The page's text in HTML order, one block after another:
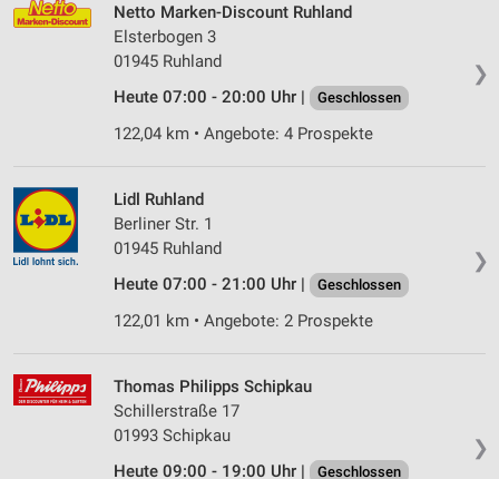
❯
Netto Marken-Discount Ruhland
Elsterbogen 3
01945 Ruhland
Heute 07:00 - 20:00 Uhr |
Geschlossen
122,04 km • Angebote: 4 Prospekte
❯
Lidl Ruhland
Berliner Str. 1
01945 Ruhland
Heute 07:00 - 21:00 Uhr |
Geschlossen
122,01 km • Angebote: 2 Prospekte
❯
Thomas Philipps Schipkau
Schillerstraße 17
01993 Schipkau
Heute 09:00 - 19:00 Uhr |
Geschlossen